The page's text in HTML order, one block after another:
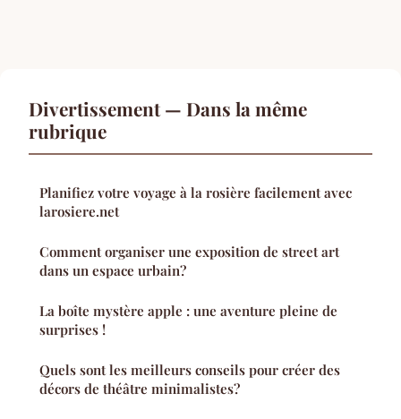
Divertissement — Dans la même
rubrique
Planifiez votre voyage à la rosière facilement avec
larosiere.net
Comment organiser une exposition de street art
dans un espace urbain?
La boîte mystère apple : une aventure pleine de
surprises !
Quels sont les meilleurs conseils pour créer des
décors de théâtre minimalistes?